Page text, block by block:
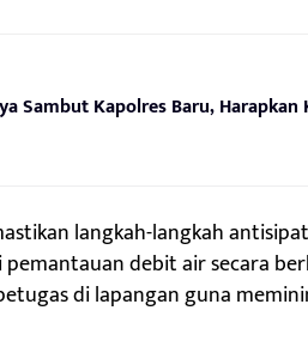
Sambut Kapolres Baru,
langkah-langkah
debit air secara
di lapangan guna